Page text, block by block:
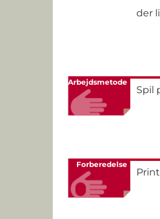
der
Arbejdsmetode
Spil
Forberedelse
Print